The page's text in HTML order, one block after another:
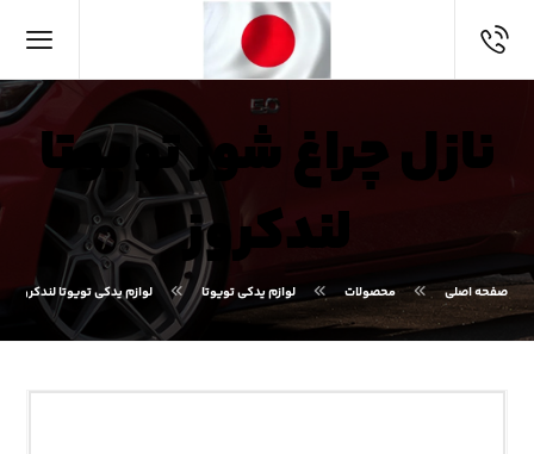
نازل چراغ شور تویوتا
لندکروز
صفحه اصلی محصولات لوازم یدکی تویوتا لوازم یدکی تویوتا لندکروز